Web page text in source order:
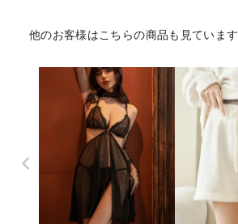
他のお客様はこちらの商品も見ています